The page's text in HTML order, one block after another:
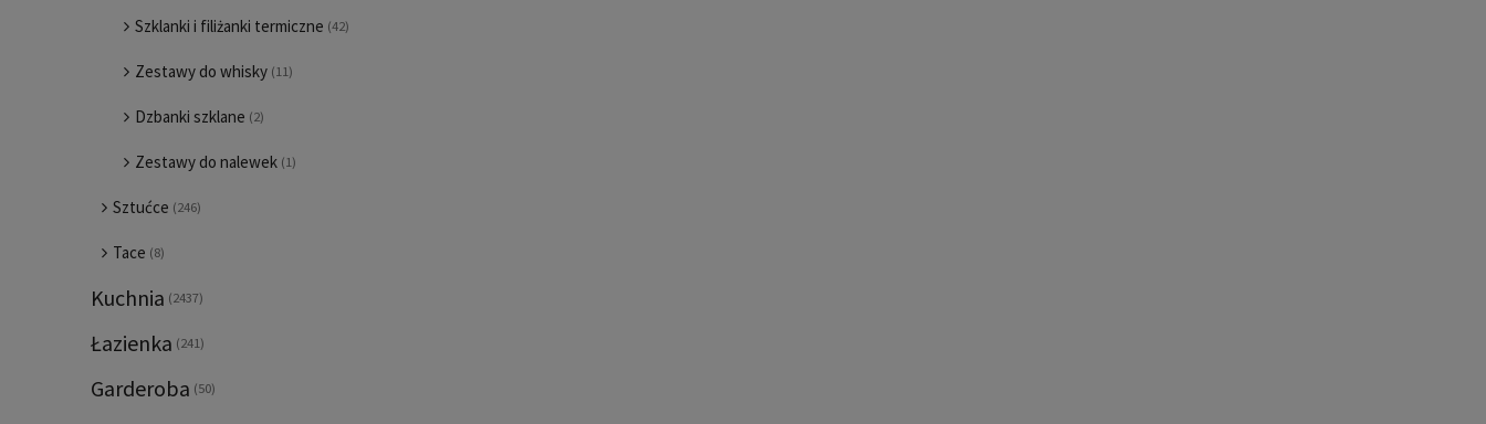
Szklanki i filiżanki termiczne (42)
Zestawy do whisky (11)
Dzbanki szklane (2)
Zestawy do nalewek (1)
Sztućce (246)
Tace (8)
Kuchnia (2437)
Łazienka (241)
Garderoba (50)